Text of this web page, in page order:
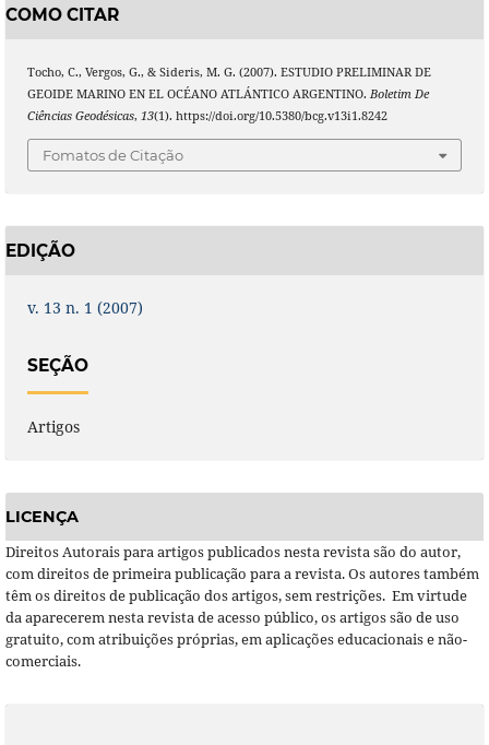
COMO CITAR
Tocho, C., Vergos, G., & Sideris, M. G. (2007). ESTUDIO PRELIMINAR DE
GEOIDE MARINO EN EL OCÉANO ATLÁNTICO ARGENTINO. Boletim De
Ciências Geodésicas, 13(1). https://doi.org/10.5380/bcg.v13i1.8242
Fomatos de Citação
EDIÇÃO
v. 13 n. 1 (2007)
SEÇÃO
Artigos
LICENÇA
Direitos Autorais para artigos publicados nesta revista são do autor,
com direitos de primeira publicação para a revista. Os autores também
têm os direitos de publicação dos artigos, sem restrições. Em virtude
da aparecerem nesta revista de acesso público, os artigos são de uso
gratuito, com atribuições próprias, em aplicações educacionais e não-
comerciais.